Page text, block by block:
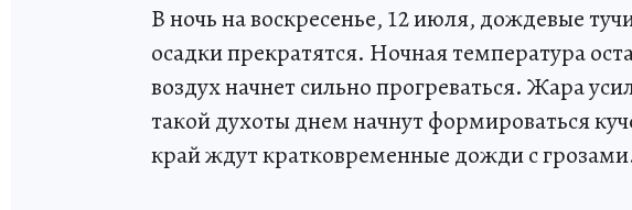
В ночь на воскресенье, 12 июля, дождевые
осадки прекратятся. Ночная температура
воздух начнет сильно прогреваться. Жара
такой духоты днем начнут формироваться
край ждут кратковременные дожди с